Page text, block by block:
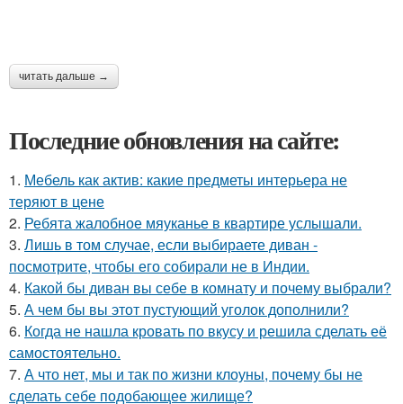
читать дальше →
Последние обновления на сайте:
1. Мебель как актив: какие предметы интерьера не
теряют в цене
2. Ребята жалобное мяуканье в квартире услышали.
3. Лишь в том случае, если выбираете диван -
посмотрите, чтобы его собирали не в Индии.
4. Какой бы диван вы себе в комнату и почему выбрали?
5. А чем бы вы этот пустующий уголок дополнили?
6. Когда не нашла кровать по вкусу и решила сделать её
самостоятельно.
7. А что нет, мы и так по жизни клоуны, почему бы не
сделать себе подобающее жилище?